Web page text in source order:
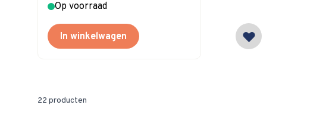
Op voorraad
In winkelwagen
22 producten